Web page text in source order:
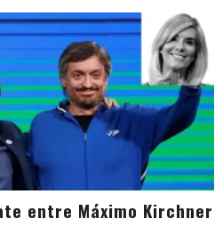
entre Máximo Kirchner